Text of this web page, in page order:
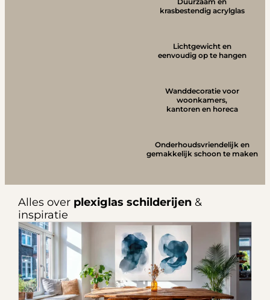
krasbestendig acrylglas
Lichtgewicht en
eenvoudig op te hangen
Wanddecoratie voor
woonkamers,
kantoren en horeca
Onderhoudsvriendelijk en
gemakkelijk schoon te maken
Alles over plexiglas schilderijen&
inspiratie